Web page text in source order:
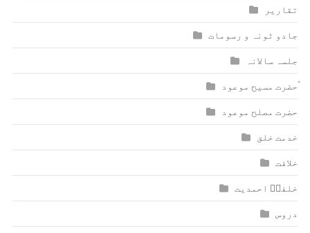
تقاریر
جادو ٹونہ و رسومات
جلسہ سالانہ
ٰؑحضرت مسیح موعود
حضرت مصلح موعود
خدمت خلق
خلافت
خلفاؑ احمدیت
دروس